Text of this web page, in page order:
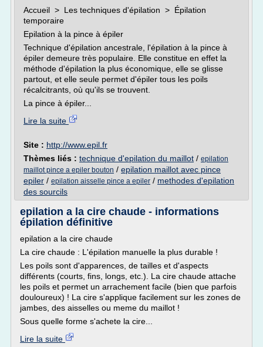
Accueil > Les techniques d'épilation > Épilation
temporaire
Epilation à la pince à épiler
Technique d'épilation ancestrale, l'épilation à la pince à
épiler demeure très populaire. Elle constitue en effet la
méthode d'épilation la plus économique, elle se glisse
partout, et elle seule permet d'épiler tous les poils
récalcitrants, où qu'ils se trouvent.
La pince à épiler...
Lire la suite
Site : http://www.epil.fr
Thèmes liés : technique d'epilation du maillot / epilation
maillot pince a epiler bouton / epilation maillot avec pince
epiler / epilation aisselle pince a epiler / methodes d'epilation
des sourcils
epilation a la cire chaude - informations
épilation définitive
epilation a la cire chaude
La cire chaude : L'épilation manuelle la plus durable !
Les poils sont d'apparences, de tailles et d'aspects
différents (courts, fins, longs, etc.). La cire chaude attache
les poils et permet un arrachement facile (bien que parfois
douloureux) ! La cire s'applique facilement sur les zones de
jambes, des aisselles ou meme du maillot !
Sous quelle forme s'achete la cire...
Lire la suite